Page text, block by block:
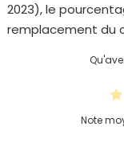
2023), le
remplacement du
Note